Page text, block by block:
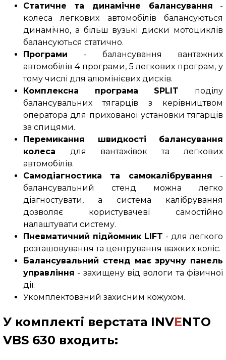
Статичне та динамічне балансування -
колеса легкових автомобілів балансуються
динамічно, а більш вузькі диски мотоциклів
балансуються статично.
Програми - балансування вантажних
автомобілів 4 програми, 5 легкових програм, у
тому числі для алюмінієвих дисків.
Комплексна програма SPLIT поділу
балансувальних тягарців з керівництвом
оператора для прихованої установки тягарців
за спицями.
Перемикання швидкості балансування
колеса для вантажівок та легкових
автомобілів.
Самодіагностика та самокалібрування -
балансувальний стенд можна легко
діагностувати, а система калібрування
дозволяє користувачеві самостійно
налаштувати систему.
Пневматичний підйомник LIFT - для легкого
розташовування та центрування важких коліс.
Балансувальний стенд має зручну панель
управління - захищену від вологи та фізичної
дії.
Укомплектований захисним кожухом.
У комплекті верстата INVENTO
VBS 630 входить: